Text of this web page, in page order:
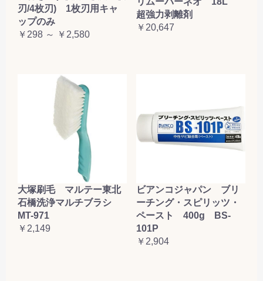
刃/4枚刃) 1枚刃用キャ
ップのみ
￥298 ～ ￥2,580
超強力剥離剤
￥20,647
大塚刷毛 マルテー東北
石橋洗浄マルチブラシ
MT-971
￥2,149
ビアンコジャパン ブリ
ーチング・スピリッツ・
ペースト 400g BS-
101P
￥2,904